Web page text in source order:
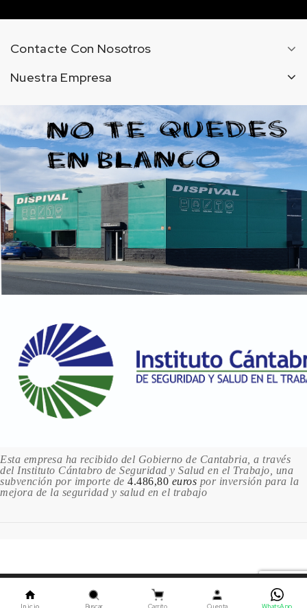
Inicio Buscar Carrito Cuenta
Contacte Con Nosotros
Nuestra Empresa
Esta empresa ha recibido del Gobierno de Cantabria, a través
del Instituto Cántabro de Seguridad y Salud en el Trabajo, una
subvención por importe de 4.486,80 euros por inversión para la
mejora de la seguridad y salud en el trabajo
Este sitio utiliza cookies. Al continuar usando este sitio,
usted acepta nuestro uso de cookies.
ACEPTAR